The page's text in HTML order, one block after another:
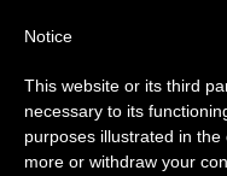
تأمّلات,مجتمع
Notice
This website or its third
necessary to its
purposes illustrated in
more or withdraw your